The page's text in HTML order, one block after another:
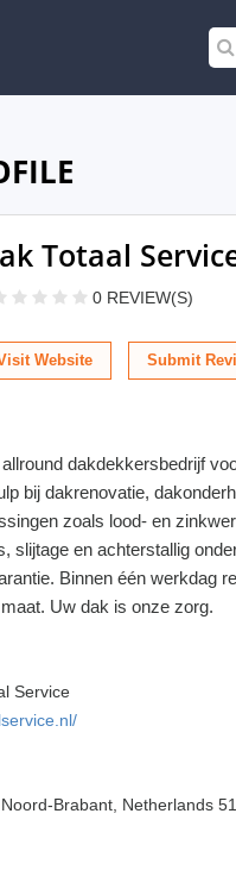
Totaal
0 REVIEW(S)
Website Submit
dakdekkersbedrijf
bij dakrenovatie,
zoals lood- en
slijtage en achterstallig
Binnen één werkdag
Uw dak is onze zorg.
Service
Brabant, Netherlands